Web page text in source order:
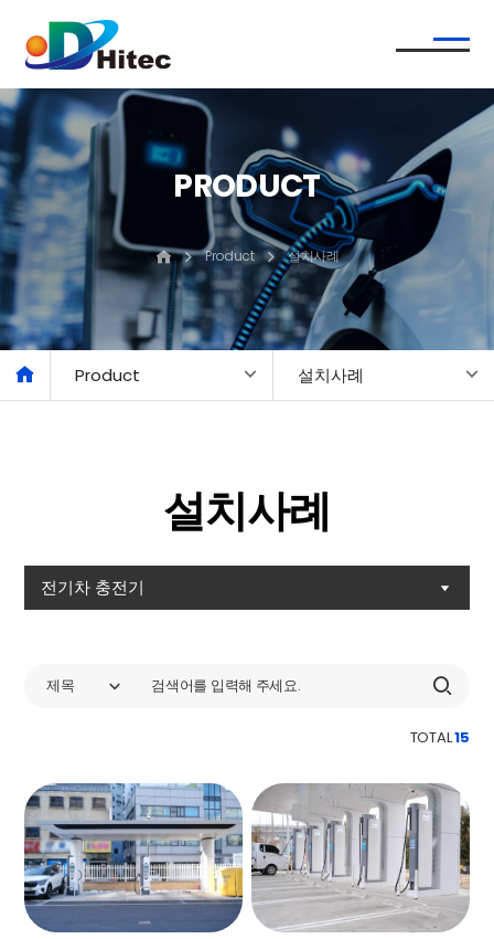
PRODUCT
Product 설치사례
Product 설치사례
설치사례
전기차 충전기
제목
TOTAL15